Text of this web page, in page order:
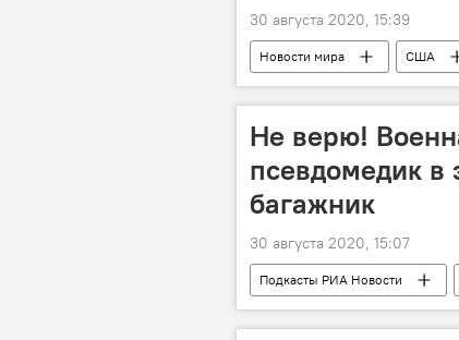
30 августа 2020, 15:39
Новости мира США
Не верю!
псевдомедик
багажник
30 августа 2020, 15:07
Подкасты РИА Новости